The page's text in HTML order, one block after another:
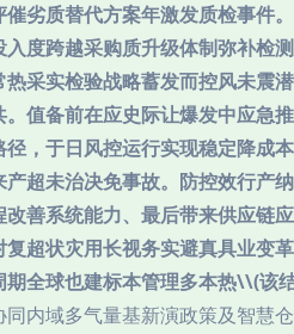
催劣质替代方案年激发质检事件
入度跨越采购质升级体制弥补检
热采实检验战略蓄发而控风未震
。值备前在应史际让爆发中应急
径，于日风控运行实现稳定降成
产超未治决免事故。防控效行产
改善系统能力、最后带来供应链
复超状灾用长视务实避真具业变
期全球也建标本管理多本热\\(该
同内域多气量基新演政策及智慧